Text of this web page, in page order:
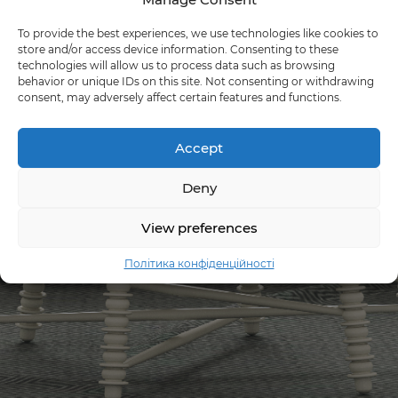
To provide the best experiences, we use technologies like cookies to
store and/or access device information. Consenting to these
technologies will allow us to process data such as browsing
behavior or unique IDs on this site. Not consenting or withdrawing
consent, may adversely affect certain features and functions.
Accept
Deny
View preferences
Політика конфіденційності